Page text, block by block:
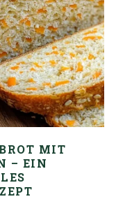
MIT
– EIN